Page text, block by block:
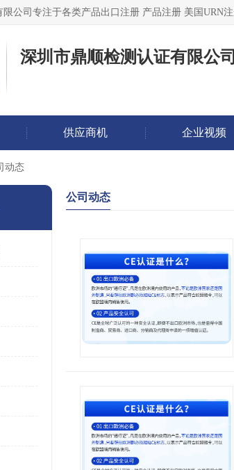
深圳市鼎顺检测认证有限公司
供应商机 企业视频
动态
公司动态